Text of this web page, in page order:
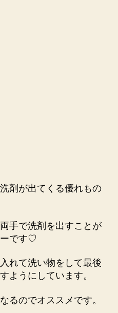
剤が出てくる優れもの
手で洗剤を出すことが
ーです♡
れて洗い物をして最後
ようにしています。
るのでオススメです。